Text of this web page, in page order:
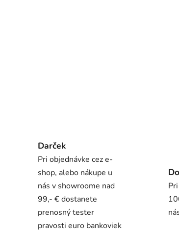
Darček
Pri objednávke cez e-
shop, alebo nákupe u
nás v showroome nad
99,- € dostanete
prenosný tester
pravosti euro bankoviek